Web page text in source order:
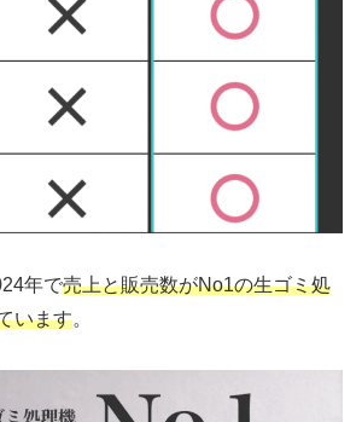
年で売上と販売数がNo1の生ゴミ処
います。